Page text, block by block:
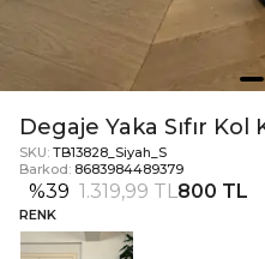
Degaje Yaka Sıfır
SKU: TB13828_Siyah_S
Barkod: 8683984489379
%39 1.319,99 TL800 TL
RENK